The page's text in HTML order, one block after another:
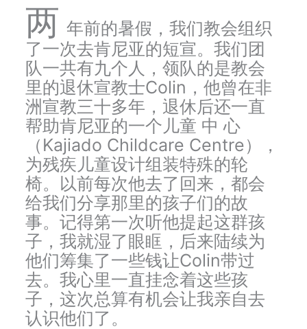
两 年前的暑假，我们教会组织
了一次去肯尼亚的短宣。我们团
队一共有九个人，领队的是教会
里的退休宣教士Colin，他曾在非
洲宣教三十多年，退休后还一直
帮助肯尼亚的一个儿童 中 心
（Kajiado Childcare Centre），
为残疾儿童设计组装特殊的轮
椅。以前每次他去了回来，都会
给我们分享那里的孩子们的故
事。记得第一次听他提起这群孩
子，我就湿了眼眶，后来陆续为
他们筹集了一些钱让Colin带过
去。我心里一直挂念着这些孩
子，这次总算有机会让我亲自去
认识他们了。